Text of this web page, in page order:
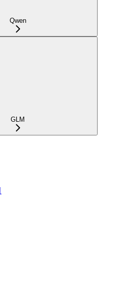
Qwen
GLM